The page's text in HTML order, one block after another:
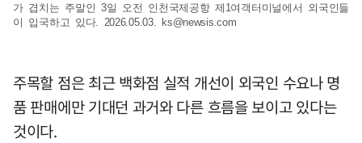
가 겹치는 주말인 3일 오전 인천국제공항 제1여객터미널에서 외국인들
이 입국하고 있다. 2026.05.03. ks@newsis.com
주목할 점은 최근 백화점 실적 개선이 외국인 수요나 명
품 판매에만 기대던 과거와 다른 흐름을 보이고 있다는
것이다.